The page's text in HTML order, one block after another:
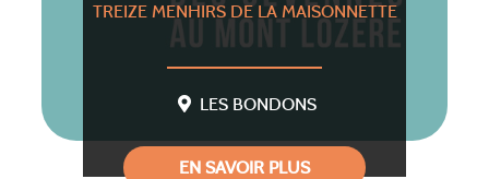
TREIZE MENHIRS DE LA MAISONNETTE
LES BONDONS
EN SAVOIR PLUS